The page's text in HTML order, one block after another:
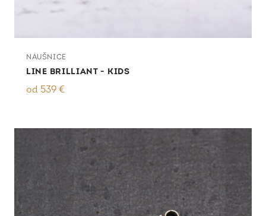
NÁUŠNICE
LINE BRILLIANT - KIDS
od 539 €